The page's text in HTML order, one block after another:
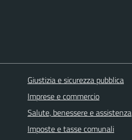
Giustizia e sicurezza pubblica
Imprese e commercio
Salute, benessere e assistenza
Imposte e tasse comunali